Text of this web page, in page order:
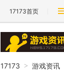
17173首页
17173 > 游戏资讯